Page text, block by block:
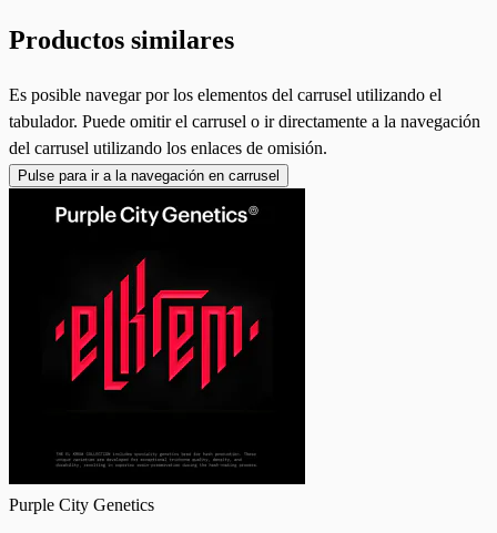
Productos similares
Es posible navegar por los elementos del carrusel utilizando el
tabulador. Puede omitir el carrusel o ir directamente a la navegación
del carrusel utilizando los enlaces de omisión.
Pulse para ir a la navegación en carrusel
Purple City Genetics